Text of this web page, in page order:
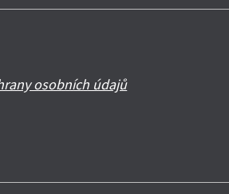
osobních údajů